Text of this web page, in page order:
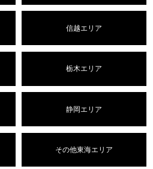
信越エリア
栃木エリア
静岡エリア
その他東海エリア